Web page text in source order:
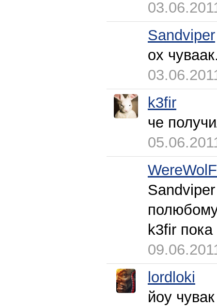
Sandviper
ох
k3fir
че
k3fir
lordloki
йоу